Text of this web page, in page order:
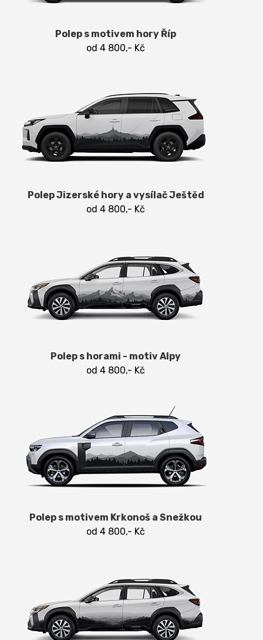
Polep s motivem hory Říp
od 4 800,- Kč
Polep Jizerské hory a vysílač Ještěd
od 4 800,- Kč
Polep s horami - motiv Alpy
od 4 800,- Kč
Polep s motivem Krkonoš a Snežkou
od 4 800,- Kč